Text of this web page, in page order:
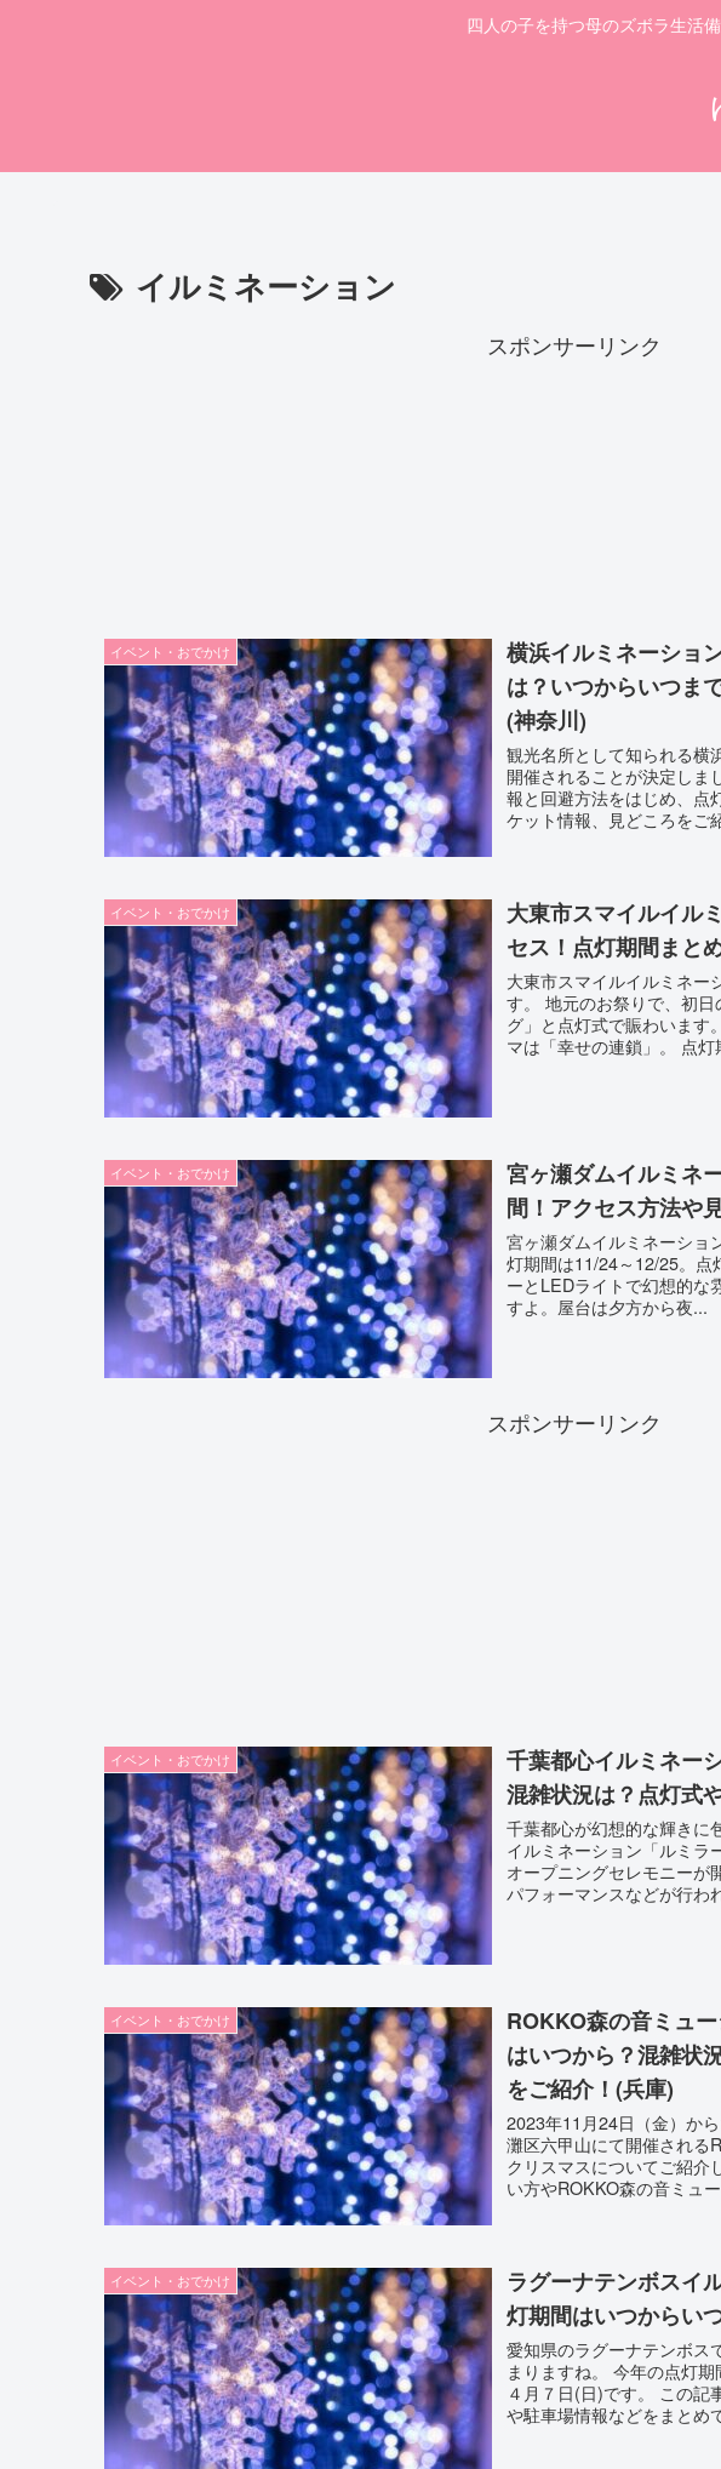
四人の子を持つ母のズボラ生活
イルミネーション
スポンサーリンク
イベント・おでかけ
横浜イルミネーショ
は？いつからいつま
(神奈川)
観光名所として知られる横
開催されることが決定しま
報と回避方法をはじめ、点
ケット情報、見どころをご
イベント・おでかけ
大東市スマイルイル
セス！点灯期間まと
大東市スマイルイルミネー
す。 地元のお祭りで、初
グ」と点灯式で賑わいます
マは「幸せの連鎖」。 点
イベント・おでかけ
宮ヶ瀬ダムイルミネ
間！アクセス方法や
宮ヶ瀬ダムイルミネーショ
灯期間は11/24～12/25。点
ーとLEDライトで幻想的な
すよ。屋台は夕方から夜...
スポンサーリンク
イベント・おでかけ
千葉都心イルミネー
混雑状況は？点灯式
千葉都心が幻想的な輝きに
イルミネーション「ルミラ
オープニングセレモニーが
パフォーマンスなどが行わ
イベント・おでかけ
ROKKO森の音ミュ
はいつから？混雑状
をご紹介！(兵庫)
2023年11月24日（金）か
灘区六甲山にて開催される
クリスマスについてご紹介
い方やROKKO森の音ミュ
イベント・おでかけ
ラグーナテンボスイ
灯期間はいつからい
愛知県のラグーナテンボス
まりますね。 今年の点灯
４月７日(日)です。 この記
や駐車場情報などをまとめ